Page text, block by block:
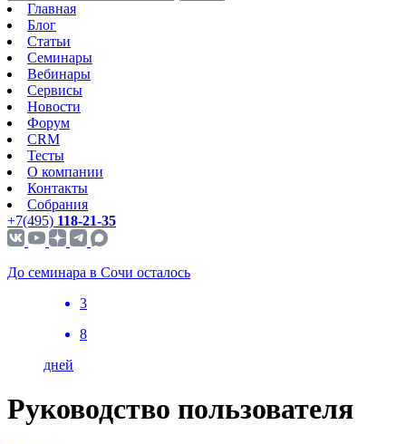
Главная
Блог
Статьи
Семинары
Вебинары
Сервисы
Новости
Форум
CRM
Тесты
О компании
Контакты
Собрания
+7(495) 118-21-35
До семинара в Сочи осталось
3
8
дней
Руководство пользователя